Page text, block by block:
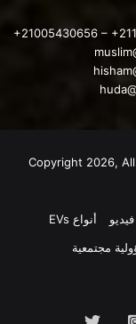
+21005430656 –
فيديو
أنواع EVs
مجتمعية
انستجرامتويتر